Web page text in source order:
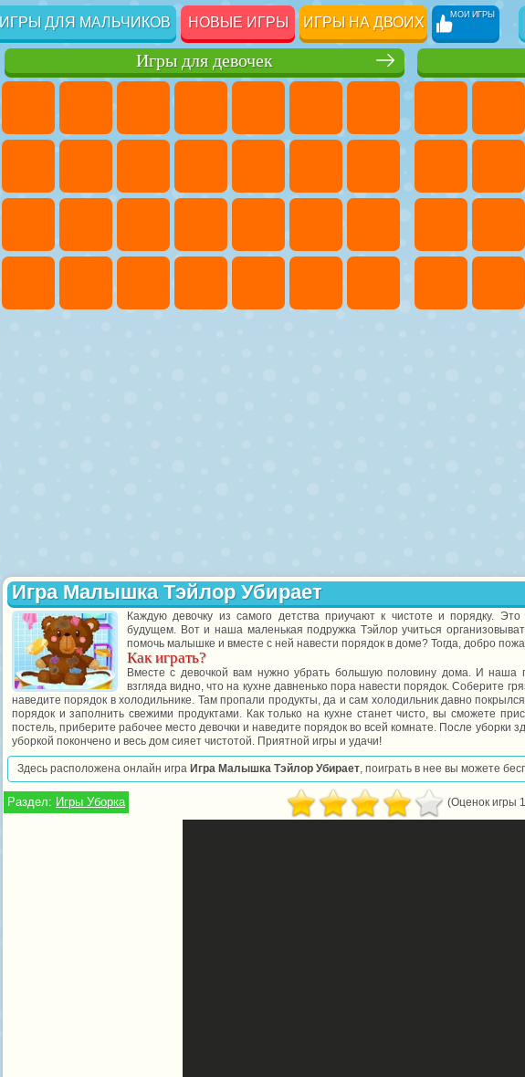
ИГРЫ ДЛЯ МАЛЬЧИКОВ НОВЫЕ ИГРЫ ИГРЫ НА ДВОИХ МОИ ИГРЫ
Игры для девочек
Игра Малышка Тэйлор Убирает
Каждую девочку из самого детства приучают к чистоте и порядку.
будущем. Вот и наша маленькая подружка Тэйлор учиться
помочь малышке и вместе с ней навести порядок в доме? Тогда, добро
Как играть?
Вместе с девочкой вам нужно убрать большую половину дома. И наша
взгляда видно, что на кухне давненько пора навести порядок. Соберите
наведите порядок в холодильнике. Там пропали продукты, да и сам холодильник давно
порядок и заполнить свежими продуктами. Как только на кухне станет чисто, вы сможете
постель, приберите рабочее место девочки и наведите порядок во всей комнате. После уборки
уборкой покончено и весь дом сияет чистотой. Приятной игры и удачи!
Здесь расположена онлайн игра Игра Малышка Тэйлор Убирает, поиграть в нее вы можете
Раздел: Игры Уборка (Оценок игры